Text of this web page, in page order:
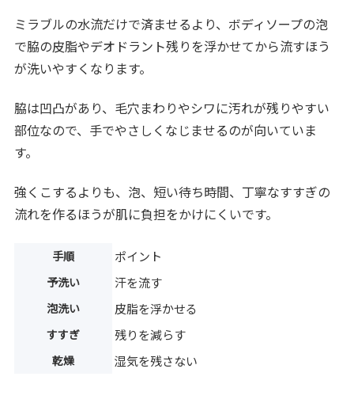
ミラブルの水流だけで済ませるより、ボディソープの泡
で脇の皮脂やデオドラント残りを浮かせてから流すほう
が洗いやすくなります。
脇は凹凸があり、毛穴まわりやシワに汚れが残りやすい
部位なので、手でやさしくなじませるのが向いていま
す。
強くこするよりも、泡、短い待ち時間、丁寧なすすぎの
流れを作るほうが肌に負担をかけにくいです。
手順 ポイント
予洗い 汗を流す
泡洗い 皮脂を浮かせる
すすぎ 残りを減らす
乾燥 湿気を残さない